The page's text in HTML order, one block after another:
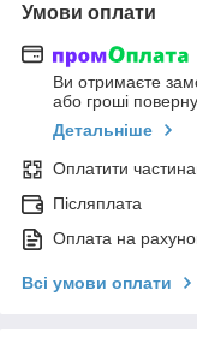
Умови оплати
Ви отримаєте
або гроші
Детальніше
Оплатити
Післяплата
Оплата на
Всі умови оплати